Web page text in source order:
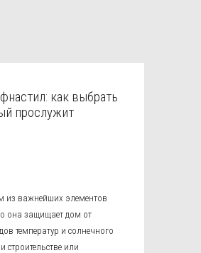
как выбрать
прослужит
из важнейших элементов
она защищает дом от
температур и солнечного
строительстве или